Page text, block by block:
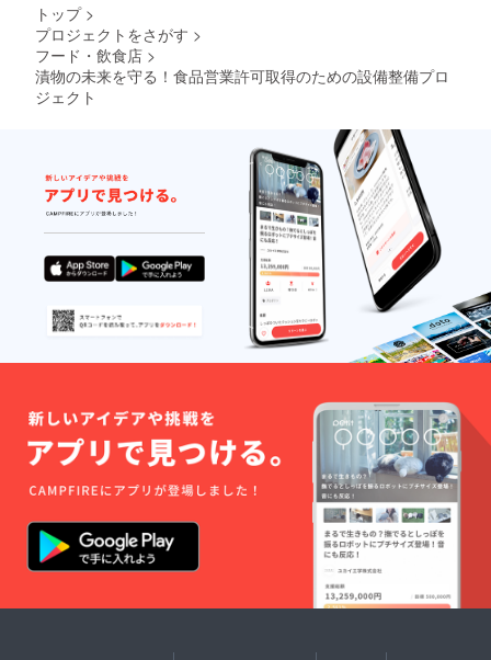
トップ >
プロジェクトをさがす >
フード・飲食店 >
漬物の未来を守る！食品営業許可取得のための設備整備プロ
ジェクト